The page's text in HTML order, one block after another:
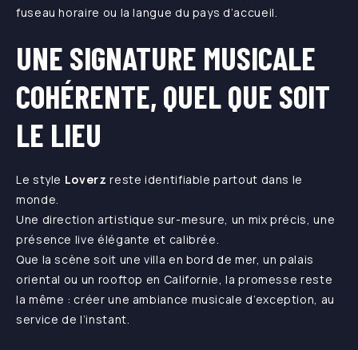
fuseau horaire ou la langue du pays d’accueil.
UNE SIGNATURE MUSICALE
COHÉRENTE, QUEL QUE SOIT
LE LIEU
Le style Loverz reste identifiable partout dans le
monde.
Une direction artistique sur-mesure, un mix précis, une
présence live élégante et calibrée.
Que la scène soit une villa en bord de mer, un palais
oriental ou un rooftop en Californie, la promesse reste
la même : créer une ambiance musicale d’exception, au
service de l’instant.